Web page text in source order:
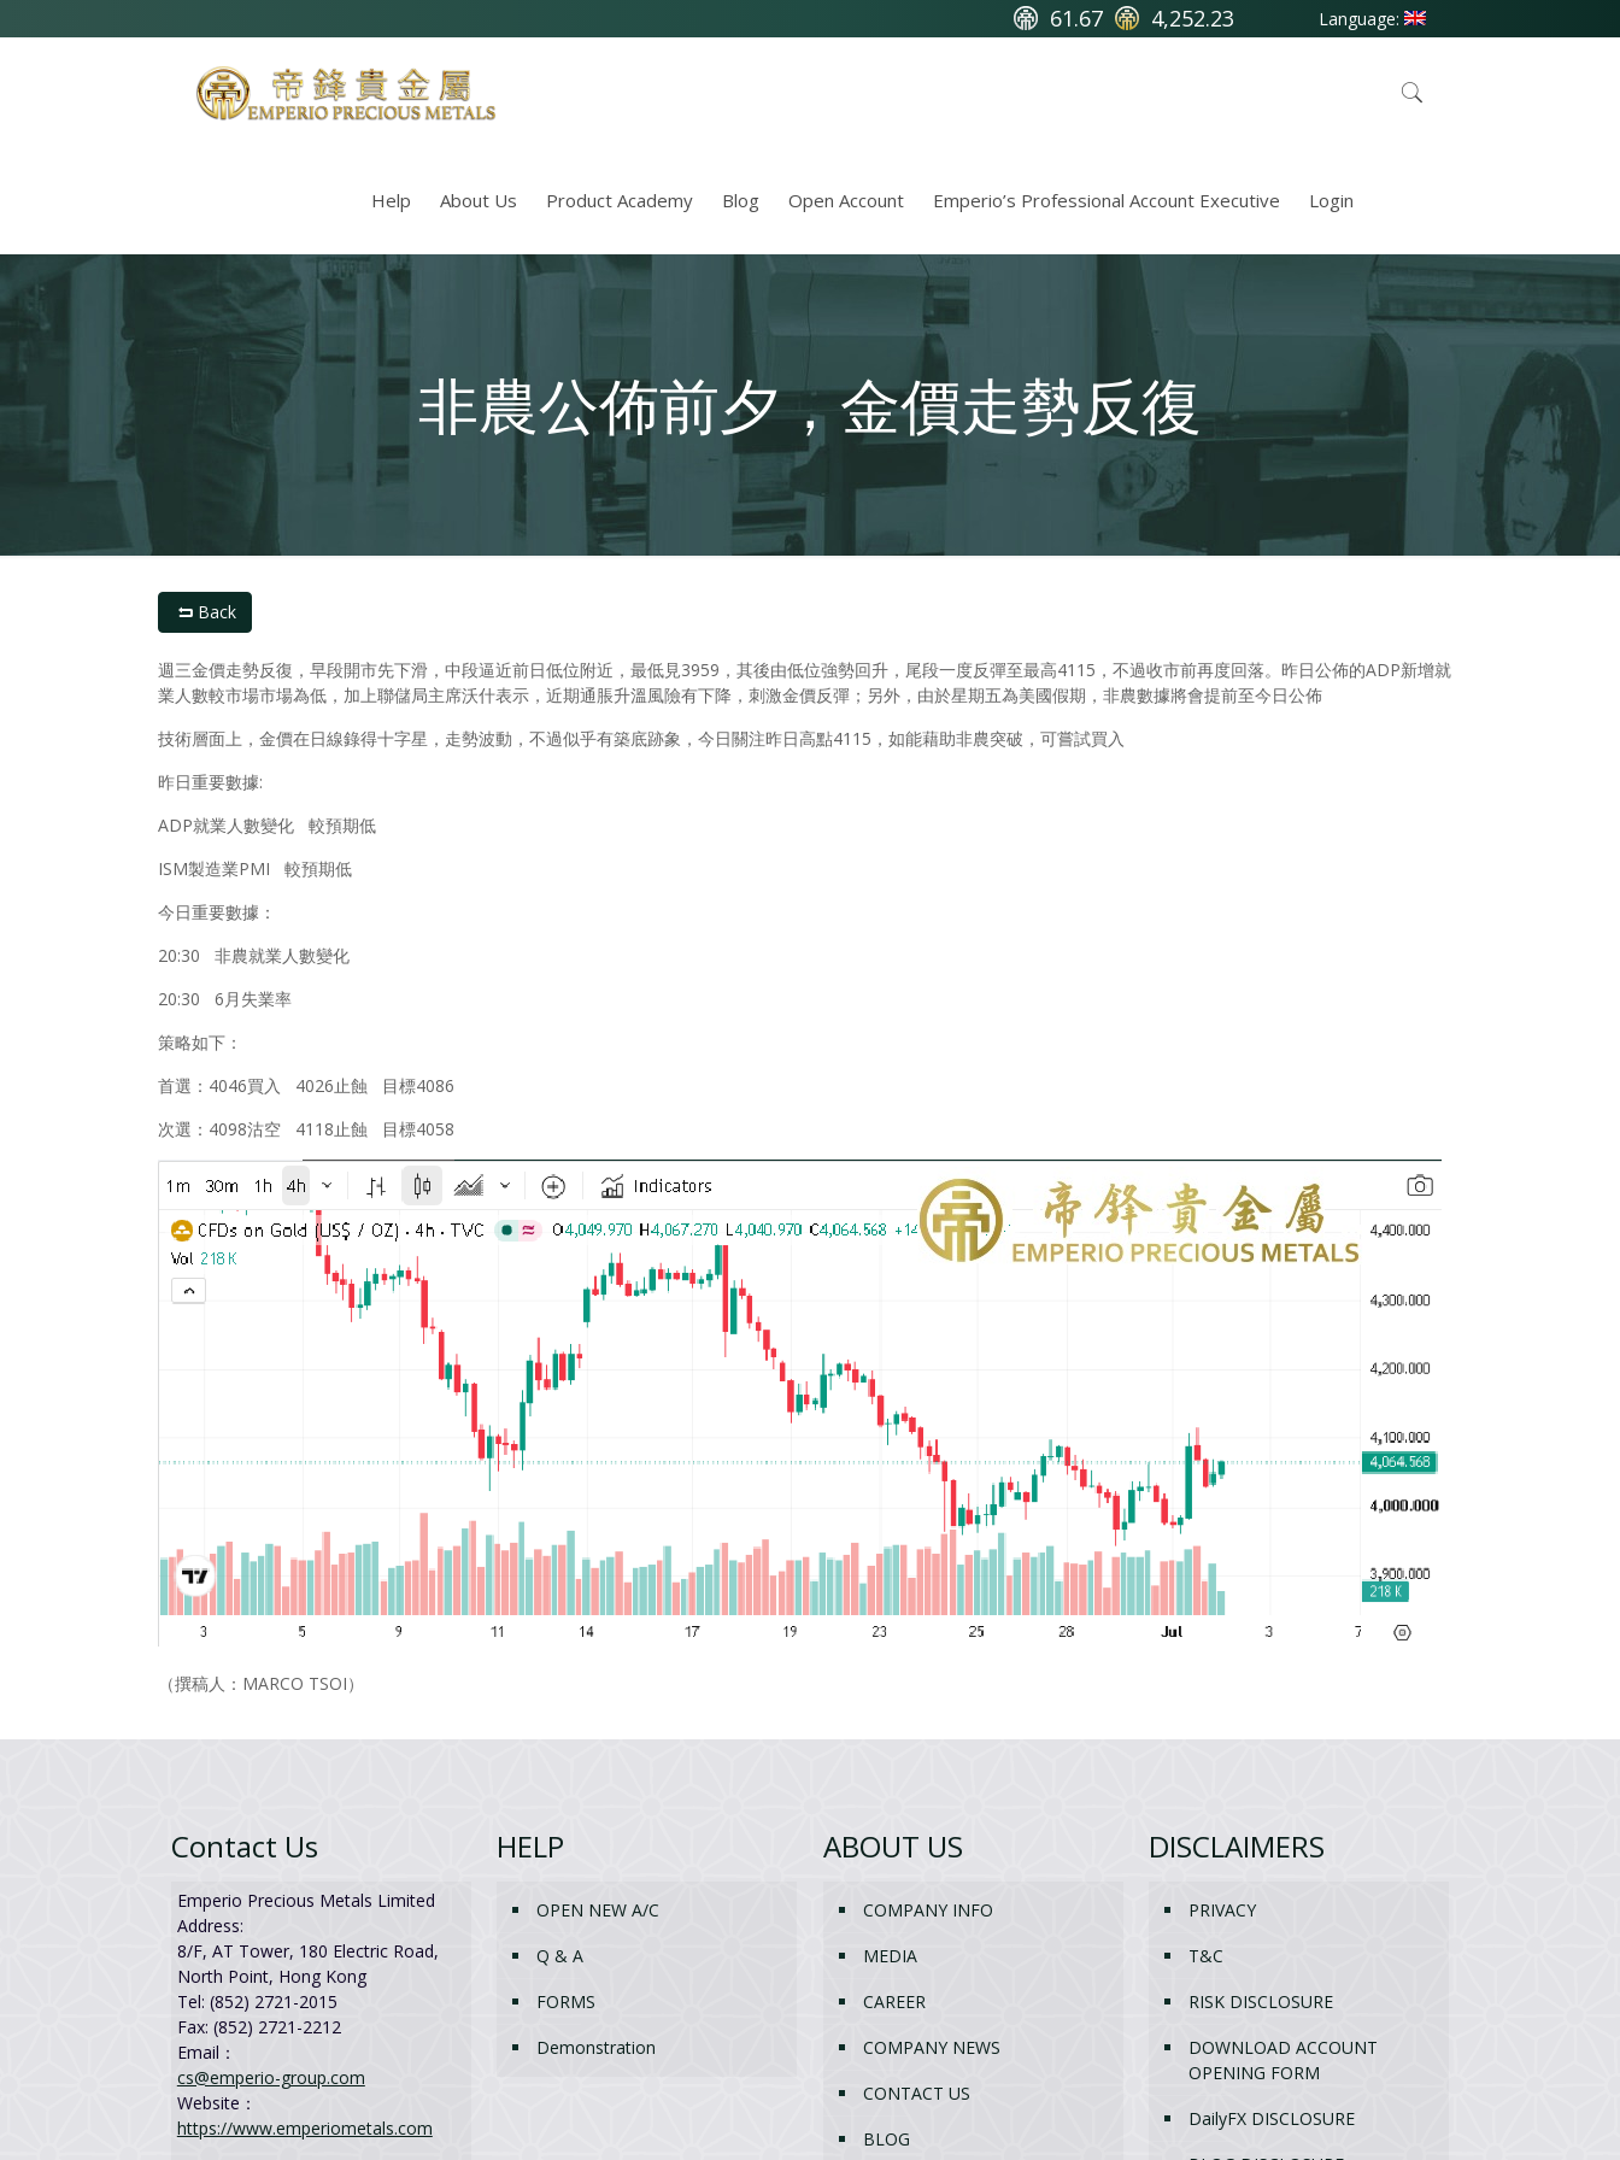
Language:
4,252.23
61.67
Help About Us Product Academy Blog Open Account Emperio’s Professional Account Executive Login
非農公佈前夕，金價走勢反復
Back
週三金價走勢反復，早段開市先下滑，中段逼近前日低位附近，最低見3959，其後由低位強勢回升，尾段一度反彈至最高4115，不過收市前再度回落。昨日公佈的ADP新增就
業人數較市場市場為低，加上聯儲局主席沃什表示，近期通脹升溫風險有下降，刺激金價反彈；另外，由於星期五為美國假期，非農數據將會提前至今日公佈
技術層面上，金價在日線錄得十字星，走勢波動，不過似乎有築底跡象，今日關注昨日高點4115，如能藉助非農突破，可嘗試買入
昨日重要數據:
ADP就業人數變化 較預期低
ISM製造業PMI 較預期低
今日重要數據：
20:30 非農就業人數變化
20:30 6月失業率
策略如下：
首選：4046買入 4026止蝕 目標4086
次選：4098沽空 4118止蝕 目標4058
（撰稿人：MARCO TSOI）
Contact Us
Emperio Precious Metals Limited
Address:
8/F, AT Tower, 180 Electric Road,
North Point, Hong Kong
Tel: (852) 2721-2015
Fax: (852) 2721-2212
Email：
cs@emperio-group.com
Website：
https://www.emperiometals.com
HELP
OPEN NEW A/C
Q & A
FORMS
Demonstration
ABOUT US
COMPANY INFO
MEDIA
CAREER
COMPANY NEWS
CONTACT US
BLOG
DISCLAIMERS
PRIVACY
T&C
RISK DISCLOSURE
DOWNLOAD ACCOUNT
OPENING FORM
DailyFX DISCLOSURE